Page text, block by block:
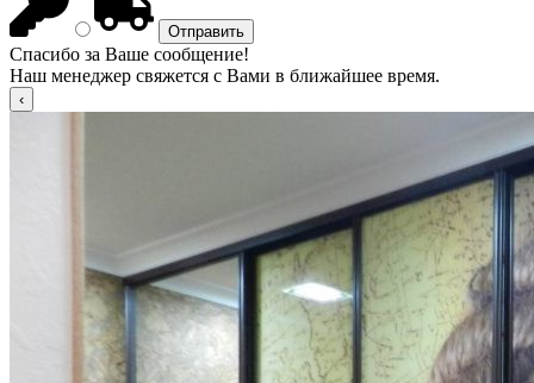
Спасибо за Ваше сообщение!
Наш менеджер свяжется с Вами в ближайшее время.